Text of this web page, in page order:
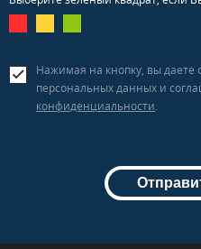
Нажимая на кнопку, вы даете
персональных данных и
конфиденциальности.